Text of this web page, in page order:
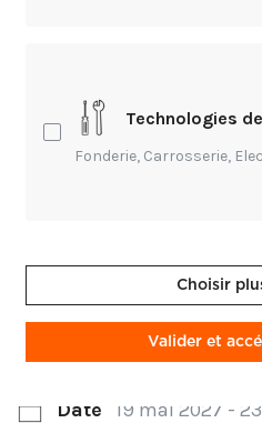
Organisateur
Type Salon
Accès Payant
Date
19 mai 2027 -
Technologies
Fonderie, Carrosserie,
Choisir